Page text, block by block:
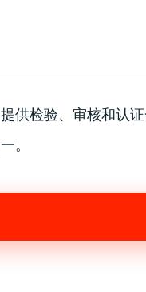
供检验、审核和认证
。